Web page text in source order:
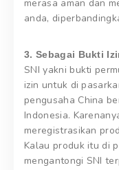
merasa aman dan
anda,
3. Sebagai Bukti
SNI yakni bukti
izin untuk di
pengusaha China
Indonesia.
meregistrasikan
Kalau produk itu di
mengantongi SNI